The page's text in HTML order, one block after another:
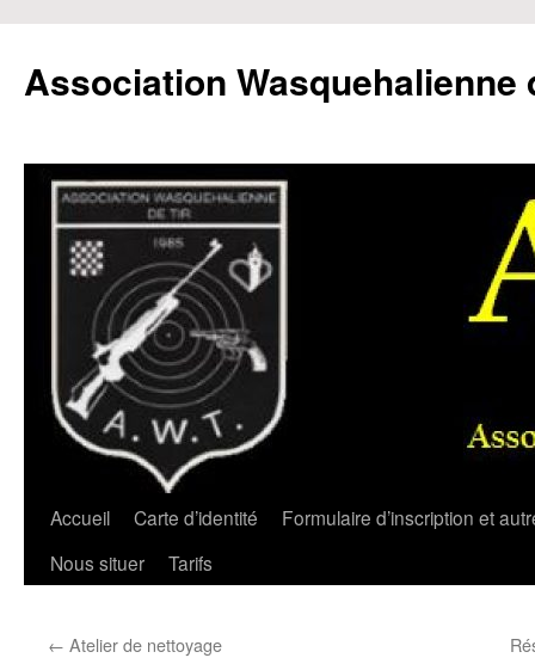
contenu
Association Wasquehalienne
Accueil Carte d’identité
Formulaire d’inscription et
Nous situer
Tarifs
← Atelier de nettoyage